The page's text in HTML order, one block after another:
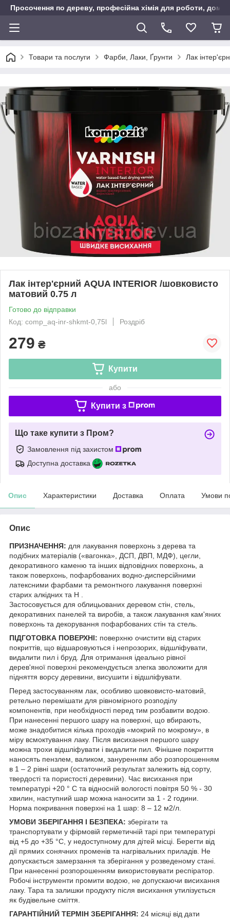
Просочення по дереву, професійна хімія для роботи,
Товари та послуги Фарби, Лаки, Ґрунти Лак
Лак інтер'єрний AQUA INTERIOR /шовковисто
матовий 0.75 л
Готово до відправки
Код: comp_aq-inr-shkmt-0,75l
Роздріб
279 ₴
Купити
або
Купити з
Що таке купити з Пром?
Замовлення під захистом
Доступна доставка
Опис Характеристики Доставка Оплата Умови
Опис
ПРИЗНАЧЕННЯ: для лакування поверхонь з дерева та
подібних матеріалів («вагонка», ДСП, ДВП, МДФ), цегли,
декоративного каменю та інших відповідних поверхонь, а
також поверхонь, пофарбованих водно-дисперсійними
латексними фарбами та ремонтного лакування поверхні
старих алкідних та Н .
Застосовується для облицьованих деревом стін, стель,
декоративних панелей та виробів, а також лакування кам'яних
поверхонь та декорування пофарбованих стін та стель.
ПІДГОТОВКА ПОВЕРХНІ: поверхню очистити від старих
покриттів, що відшаровуються і непрозорих, відшліфувати,
видалити пил і бруд. Для отримання ідеально рівної
дерев'яної поверхні рекомендується злегка зволожити для
підняття ворсу деревини, висушити і відшліфувати.
Перед застосуванням лак, особливо шовковисто-матовий,
ретельно перемішати для рівномірного розподілу
компонентів, при необхідності перед тим розбавити водою.
При нанесенні першого шару на поверхні, що вбирають,
може знадобитися кілька проходів «мокрий по мокрому», в
міру всмоктування лаку. Після висихання першого шару
можна трохи відшліфувати і видалити пил. Фінішне покриття
наносять пензлем, валиком, зануренням або розпорошенням
в 1 – 2 рівні шари (остаточний результат залежить від сорту,
твердості та пористості деревини). Час висихання при
температурі +20 ° С та відносній вологості повітря 50 % - 30
хвилин, наступний шар можна наносити за 1 - 2 години.
Норма покривання поверхні на 1 шар: 8 – 12 м2/л.
УМОВИ ЗБЕРІГАННЯ І БЕЗПЕКА: зберігати та
транспортувати у фірмовій герметичній тарі при температурі
від +5 до +35 °С, у недоступному для дітей місці. Берегти від
дії прямих сонячних променів та нагрівальних приладів. Не
допускається замерзання та зберігання у розведеному стані.
При нанесенні розпорошенням використовувати респіратор.
Робочі інструменти промити водою, не допускаючи висихання
лаку. Тара та залишки продукту після висихання утилізується
як будівельне сміття.
ГАРАНТІЙНИЙ ТЕРМІН ЗБЕРІГАННЯ: 24 місяці від дати